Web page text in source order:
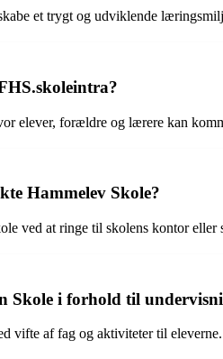
et trygt og udviklende
elever, forældre og lærere kan
Hammelev Skole?
ved at ringe til skolens kontor eller
Skole i forhold til
vifte af fag og aktiviteter til eleverne.